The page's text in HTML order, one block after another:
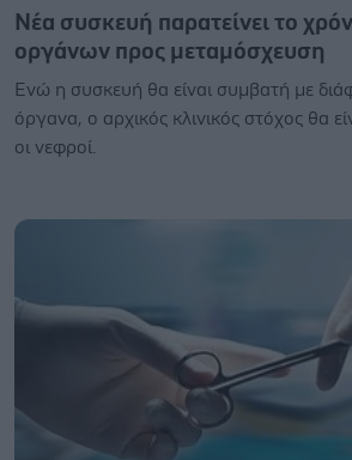
Νέα συσκευή παρατείνει το
οργάνων προς μεταμόσχευση
Ενώ η συσκευή θα είναι συμβατή με
όργανα, ο αρχικός κλινικός στόχος θα
οι νεφροί.